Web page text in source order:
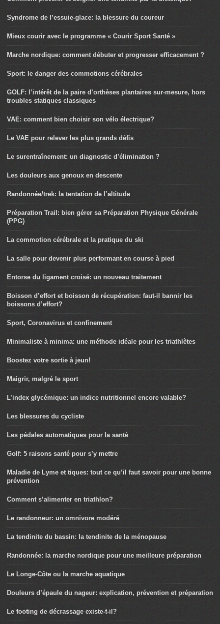
Syndrome de l’essuie-glace: la blessure du coureur
Mieux courir avec le programme « Courir Sport Santé »
Marche nordique: comment débuter et progresser efficacement ?
Sport: le danger des commotions cérébrales
GOLF: l’intérêt de la paire d’orthèses plantaires sur-mesure, hors
troubles statiques classiques
VAE: comment bien choisir son vélo électrique?
Le VAE pour relever les plus grands défis
Le surentraînement: un diagnostic d’élimination ?
Les douleurs aux genoux en descente
Randonnée/trek: la tentation de l’altitude
Préparation Trail: bien gérer sa Préparation Physique Générale
(PPG)
La commotion cérébrale et la pratique du ski
La salle pour devenir plus performant en course à pied
Entorse du ligament croisé: un nouveau traitement
Boisson d’effort et boisson de récupération: faut-il bannir les
boissons d’effort?
Sport, Coronavirus et confinement
Minimaliste à minima: une méthode idéale pour les triathlètes
Boostez votre sortie à jeun!
Maigrir, malgré le sport
L’index glycémique: un indice nutritionnel encore valable?
Les blessures du cycliste
Les pédales automatiques pour la santé
Golf: 5 raisons santé pour s’y mettre
Maladie de Lyme et tiques: tout ce qu’il faut savoir pour une bonne
prévention
Comment s’alimenter en triathlon?
Le randonneur: un omnivore modéré
La tendinite du bassin: la tendinite de la ménopause
Randonnée: la marche nordique pour une meilleure préparation
Le Longe-Côte ou la marche aquatique
Douleurs d’épaule du nageur: explication, prévention et préparation
Le footing de décrassage existe-t-il?